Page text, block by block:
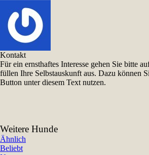
Kontakt
Für ein ernsthaftes Interesse gehen Sie bitte
füllen Ihre Selbstauskunft aus. Dazu können
Button unter diesem Text nutzen.
Weitere Hunde
Ähnlich
Beliebt